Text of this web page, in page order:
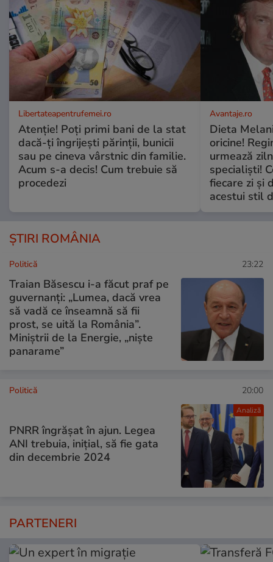
Libertateapentrufemei.ro
Atenție! Poți primi bani de la stat
dacă-ți îngrijești părinții, bunicii
sau pe cineva vârstnic din familie.
Acum s-a decis! Cum trebuie să
procedezi
Avantaje.ro
Dieta
oricine!
urmează
specialiști!
fiecare zi și
acestui stil
ȘTIRI ROMÂNIA
Politică 23:22
Traian Băsescu i-a făcut praf pe
guvernanți: „Lumea, dacă vrea
să vadă ce înseamnă să fii
prost, se uită la România”.
Miniștrii de la Energie, „niște
panarame”
Analiză
Politică 20:00
PNRR îngrășat în ajun. Legea
ANI trebuia, inițial, să fie gata
din decembrie 2024
PARTENERI